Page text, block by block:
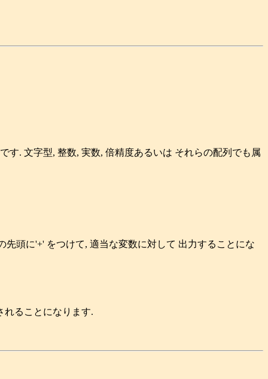
す. 文字型, 整数, 実数, 倍精度あるいは それらの配列でも属
先頭に'+' をつけて, 適当な変数に対して 出力することにな
れることになります.